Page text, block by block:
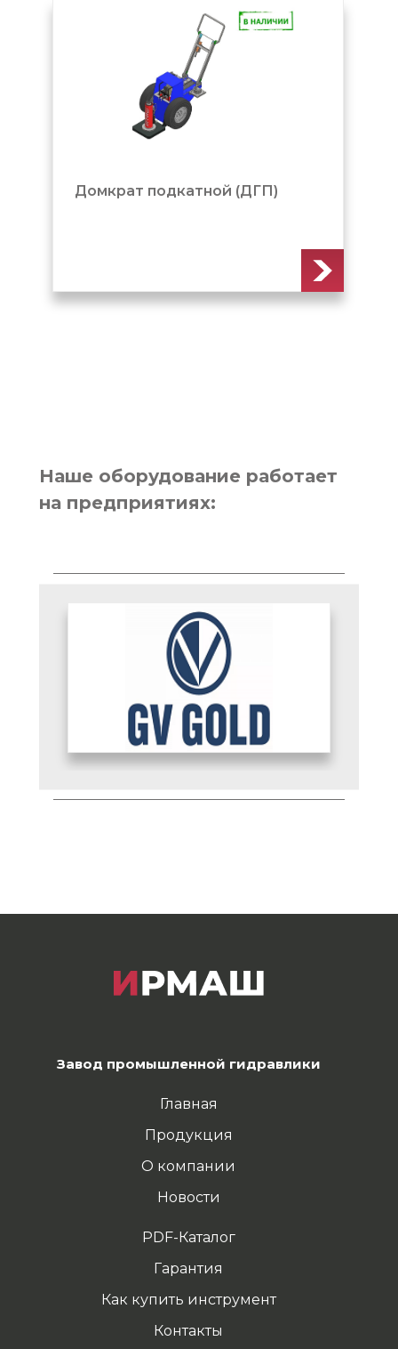
Промышленные грузовые
Наше оборудование работает
на предприятиях:
Завод промышленной гидравлики
Главная
Продукция
О компании
Новости
PDF-Каталог
Гарантия
Как купить инструмент
Контакты